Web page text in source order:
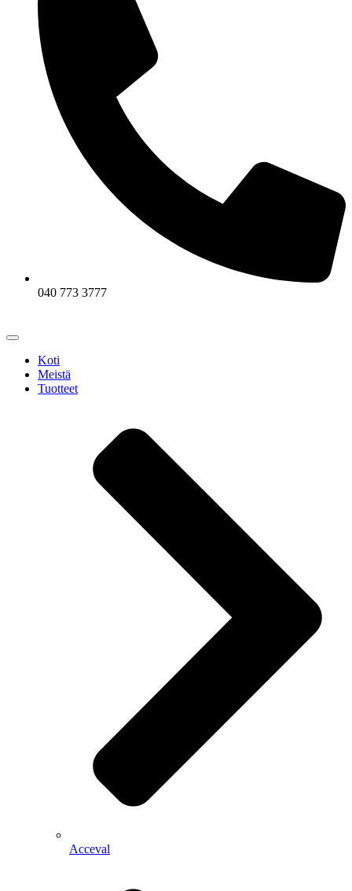
040 773 3777
Koti
Meistä
Tuotteet
Acceval